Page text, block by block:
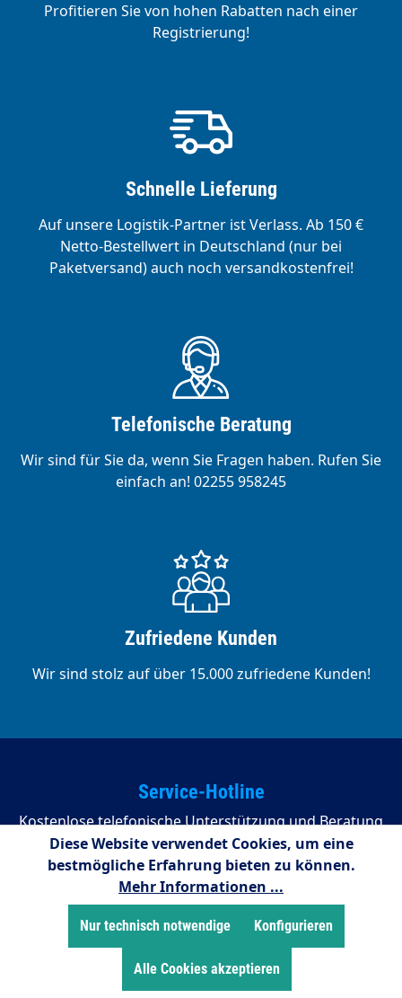
Profitieren Sie von hohen Rabatten nach einer
Registrierung!
Schnelle Lieferung
Auf unsere Logistik-Partner ist Verlass. Ab 150 €
Netto-Bestellwert in Deutschland (nur bei
Paketversand) auch noch versandkostenfrei!
Telefonische Beratung
Wir sind für Sie da, wenn Sie Fragen haben. Rufen Sie
einfach an! 02255 958245
Zufriedene Kunden
Wir sind stolz auf über 15.000 zufriedene Kunden!
Service-Hotline
Kostenlose telefonische Unterstützung und Beratung
unter:
02255/958245
08:00 - 16:15 Uhr (Montags bis Donnerstag)
08:00 - 14:00 Uhr (Freitags)
Zahlungsarten
Diese Website verwendet Cookies, um eine
bestmögliche Erfahrung bieten zu können.
Mehr Informationen ...
Nur technisch notwendige Konfigurieren
Alle Cookies akzeptieren